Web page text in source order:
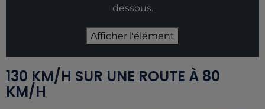
dessous.
Afficher l'élément
130 KM/H SUR UNE ROUTE À 80
KM/H